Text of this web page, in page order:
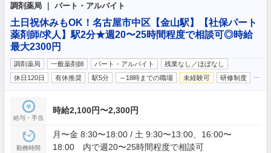
調剤薬局 ｜ パート・アルバイト
土日祝休みもOK！名古屋市中区【金山駅】【社保パート
薬剤師/求人】駅2分★週20〜25時間程度で相談可◎時給
最大2300円
調剤薬局 一般薬剤師 パート・アルバイト
残業なし／ほぼなし
休日120日
有休推奨 駅5分 ～18時までの職場 未経験可 研修制度
給与・手当
時給2,100円〜2,300円
勤務時間
月〜金 8:30〜18:00 / 土 9:30〜13:00、16:00〜
18:00 内で週20〜25時間程度で相談可